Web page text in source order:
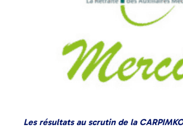
Les résultats au scrutin de la